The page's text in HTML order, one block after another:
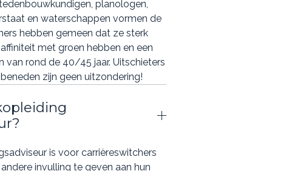
planologen,
en waterschappen vormen de
hebben gemeen dat ze sterk
met groen hebben en een
rond de 40/45 jaar. Uitschieters
zijn geen uitzondering!
is voor carrièreswitchers
invulling te geven aan hun